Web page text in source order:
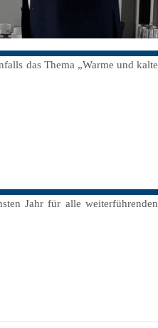
das Thema „Warme und kalte
Jahr für alle weiterführenden